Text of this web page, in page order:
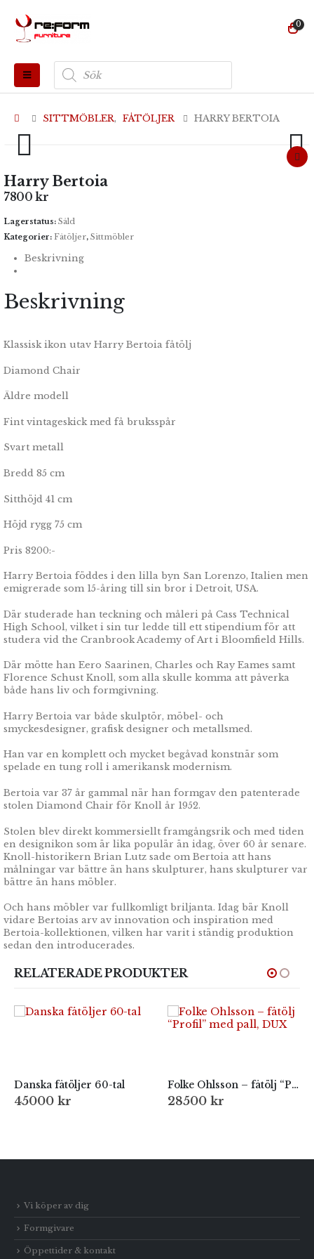
0
Produktsökning
SITTMÖBLER, FÅTÖLJER HARRY BERTOIA
Harry Bertoia
7800kr
Lagerstatus: Såld
Kategorier: Fåtöljer, Sittmöbler
Beskrivning
Beskrivning
Klassisk ikon utav Harry Bertoia fåtölj
Diamond Chair
Äldre modell
Fint vintageskick med få bruksspår
Svart metall
Bredd 85 cm
Sitthöjd 41 cm
Höjd rygg 75 cm
Pris 8200:-
Harry Bertoia föddes i den lilla byn San Lorenzo, Italien men
emigrerade som 15-åring till sin bror i Detroit, USA.
Där studerade han teckning och måleri på Cass Technical
High School, vilket i sin tur ledde till ett stipendium för att
studera vid the Cranbrook Academy of Art i Bloomfield Hills.
Där mötte han Eero Saarinen, Charles och Ray Eames samt
Florence Schust Knoll, som alla skulle komma att påverka
både hans liv och formgivning.
Harry Bertoia var både skulptör, möbel- och
smyckesdesigner, grafisk designer och metallsmed.
Han var en komplett och mycket begåvad konstnär som
spelade en tung roll i amerikansk modernism.
Bertoia var 37 år gammal när han formgav den patenterade
stolen Diamond Chair för Knoll år 1952.
Stolen blev direkt kommersiellt framgångsrik och med tiden
en designikon som är lika populär än idag, över 60 år senare.
Knoll-historikern Brian Lutz sade om Bertoia att hans
målningar var bättre än hans skulpturer, hans skulpturer var
bättre än hans möbler.
Och hans möbler var fullkomligt briljanta. Idag bär Knoll
vidare Bertoias arv av innovation och inspiration med
Bertoia-kollektionen, vilken har varit i ständig produktion
sedan den introducerades.
RELATERADE PRODUKTER
Danska fåtöljer 60-tal
45000 kr
Folke Ohlsson – fåtölj “Profil” med pall, DUX
28500 kr
Vi köper av dig
Formgivare
Öppettider & kontakt